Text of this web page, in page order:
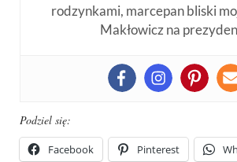
rodzynkami, marcepan bliski
Makłowicz na
Podziel się:
Facebook Pinterest